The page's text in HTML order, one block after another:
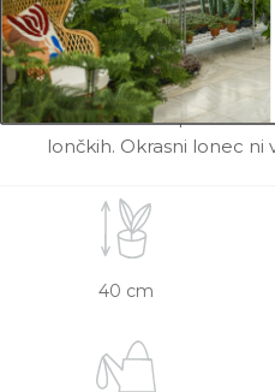
Pred pošiljanjem vse
pregledamo in
zdrave in čim bolj
Vse rastline so primarno
lončkih. Okrasni lonec ni
40 cm